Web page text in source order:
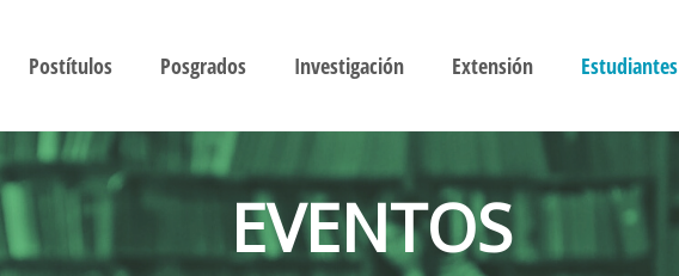
Postítulos Posgrados Investigación Extensión Estudiantes
EVENTOS